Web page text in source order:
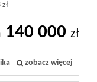
140 000 zł
zobacz więcej